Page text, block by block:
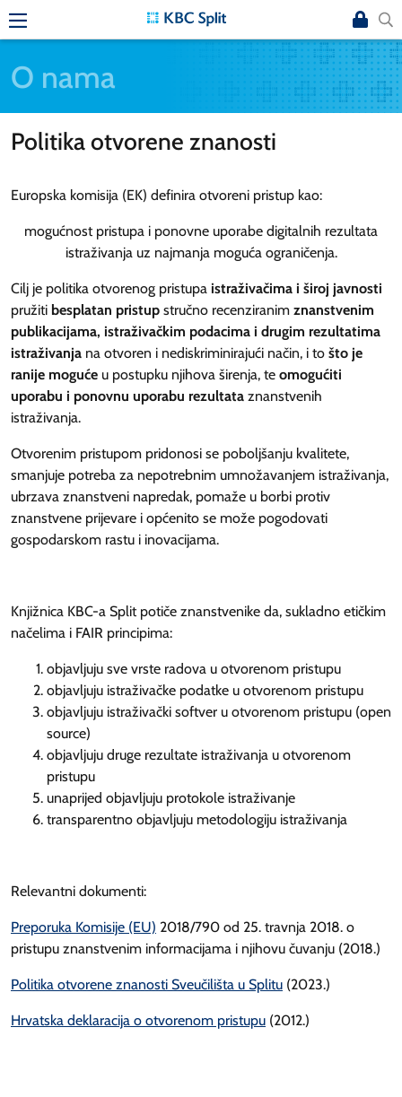
O nama
Politika otvorene znanosti
Europska komisija (EK) definira otvoreni pristup kao:
mogućnost pristupa i ponovne uporabe digitalnih rezultata
istraživanja uz najmanja moguća ograničenja.
Cilj je politika otvorenog pristupa istraživačima i široj javnosti
pružiti besplatan pristup stručno recenziranim znanstvenim
publikacijama, istraživačkim podacima i drugim rezultatima
istraživanja na otvoren i nediskriminirajući način, i to što je
ranije moguće u postupku njihova širenja, te omogućiti
uporabu i ponovnu uporabu rezultata znanstvenih
istraživanja.
Otvorenim pristupom pridonosi se poboljšanju kvalitete,
smanjuje potreba za nepotrebnim umnožavanjem istraživanja,
ubrzava znanstveni napredak, pomaže u borbi protiv
znanstvene prijevare i općenito se može pogodovati
gospodarskom rastu i inovacijama.
Knjižnica KBC-a Split potiče znanstvenike da, sukladno etičkim
načelima i FAIR principima:
objavljuju sve vrste radova u otvorenom pristupu
objavljuju istraživačke podatke u otvorenom pristupu
objavljuju istraživački softver u otvorenom pristupu (open
source)
objavljuju druge rezultate istraživanja u otvorenom
pristupu
unaprijed objavljuju protokole istraživanje
transparentno objavljuju metodologiju istraživanja
Relevantni dokumenti:
Preporuka Komisije (EU) 2018/790 od 25. travnja 2018. o
pristupu znanstvenim informacijama i njihovu čuvanju (2018.)
Politika otvorene znanosti Sveučilišta u Splitu (2023.)
Hrvatska deklaracija o otvorenom pristupu (2012.)